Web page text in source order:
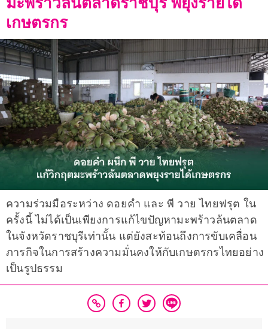
เกษตรกร
ความร่วมมือระหว่าง ดอยคำ และ พี วาย ไทยฟรุต ใน
ครั้งนี้ ไม่ได้เป็นเพียงการแก้ไขปัญหามะพร้าวล้นตลาด
ในจังหวัดราชบุรีเท่านั้น แต่ยังสะท้อนถึงการขับเคลื่อน
ภารกิจในการสร้างความมั่นคงให้กับเกษตรกรไทยอย่าง
เป็นรูปธรรม